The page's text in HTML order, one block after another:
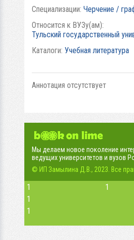
Специализации: Черчение /
Относится к ВУЗу(ам):
Тульский государственный
Каталоги: Учебная литература
Аннотация отсутствует
Мы делаем новое поколение
ведущих университетов и вузов
© ИП Замылина Д.В., 2023. Все
1
1
1
1